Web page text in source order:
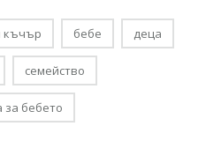
къчър бебе деца
семейство
за бебето